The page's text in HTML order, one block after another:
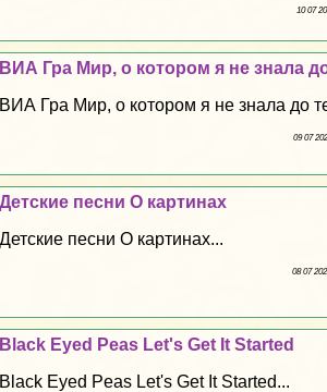
10 07
ВИА Гра Мир, о котором я не знала
ВИА Гра Мир, о котором я не знала до
09 07
Детские песни О картинах
Детские песни О картинах...
08 07
Black Eyed Peas Let's Get It Started
Black Eyed Peas Let's Get It Started...